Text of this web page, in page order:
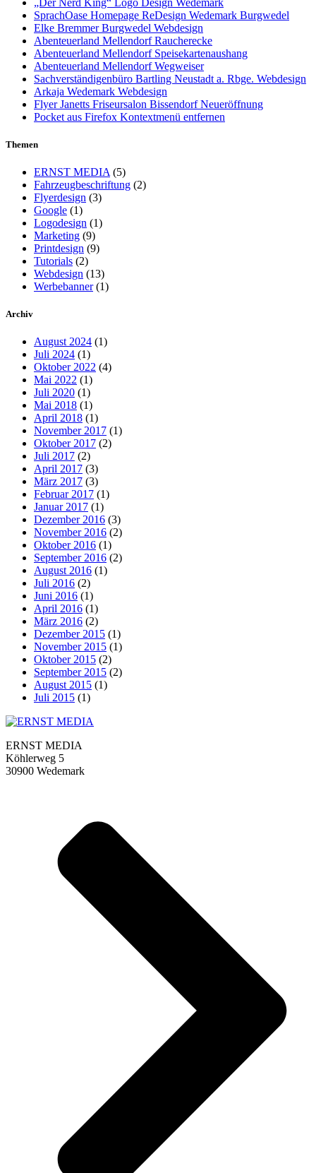
SprachOase Homepage ReDesign Wedemark Burgwedel
Elke Bremmer Burgwedel Webdesign
Abenteuerland Mellendorf Raucherecke
Abenteuerland Mellendorf Speisekartenaushang
Abenteuerland Mellendorf Wegweiser
Sachverständigenbüro Bartling Neustadt a. Rbge. Webdesign
Arkaja Wedemark Webdesign
Flyer Janetts Friseursalon Bissendorf Neueröffnung
Pocket aus Firefox Kontextmenü entfernen
Themen
ERNST MEDIA (5)
Fahrzeugbeschriftung (2)
Flyerdesign (3)
Google (1)
Logodesign (1)
Marketing (9)
Printdesign (9)
Tutorials (2)
Webdesign (13)
Werbebanner(1)
Archiv
August 2024 (1)
Juli 2024 (1)
Oktober 2022 (4)
Mai 2022 (1)
Juli 2020 (1)
Mai 2018 (1)
April 2018 (1)
November 2017 (1)
Oktober 2017 (2)
Juli 2017 (2)
April 2017 (3)
März 2017 (3)
Februar 2017 (1)
Januar 2017 (1)
Dezember 2016 (3)
November 2016 (2)
Oktober 2016 (1)
September 2016 (2)
August 2016 (1)
Juli 2016 (2)
Juni 2016 (1)
April 2016 (1)
März 2016 (2)
Dezember 2015 (1)
November 2015 (1)
Oktober 2015 (2)
September 2015 (2)
August 2015 (1)
Juli 2015 (1)
ERNST MEDIA
Köhlerweg 5
30900 Wedemark